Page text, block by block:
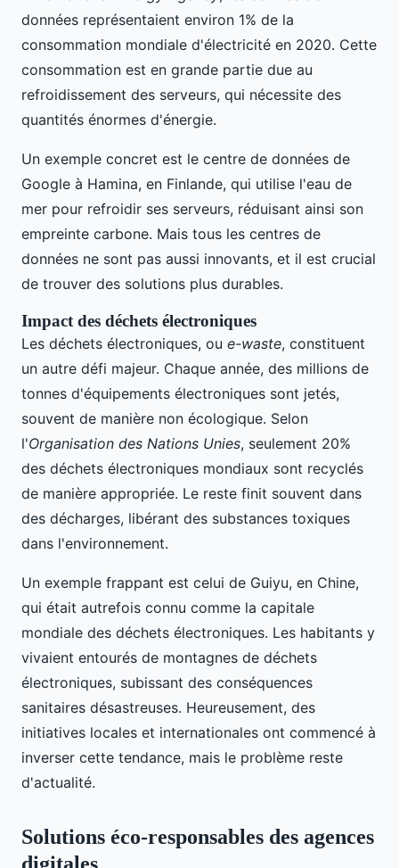
données représentaient environ 1% de la
consommation mondiale d'électricité en 2020. Cette
consommation est en grande partie due au
refroidissement des serveurs, qui nécessite des
quantités énormes d'énergie.
Un exemple concret est le centre de données de
Google à Hamina, en Finlande, qui utilise l'eau de
mer pour refroidir ses serveurs, réduisant ainsi son
empreinte carbone. Mais tous les centres de
données ne sont pas aussi innovants, et il est crucial
de trouver des solutions plus durables.
Impact des déchets électroniques
Les déchets électroniques, ou e-waste, constituent
un autre défi majeur. Chaque année, des millions de
tonnes d'équipements électroniques sont jetés,
souvent de manière non écologique. Selon
l'Organisation des Nations Unies, seulement 20%
des déchets électroniques mondiaux sont recyclés
de manière appropriée. Le reste finit souvent dans
des décharges, libérant des substances toxiques
dans l'environnement.
Un exemple frappant est celui de Guiyu, en Chine,
qui était autrefois connu comme la capitale
mondiale des déchets électroniques. Les habitants y
vivaient entourés de montagnes de déchets
électroniques, subissant des conséquences
sanitaires désastreuses. Heureusement, des
initiatives locales et internationales ont commencé à
inverser cette tendance, mais le problème reste
d'actualité.
Solutions éco-responsables des agences